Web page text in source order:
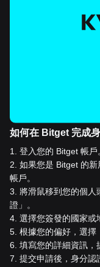
如何在 Bitget 完成
1
登入您的 Bitget 帳戶
2 如果您是 Bitget 的
帳戶。
3 將滑鼠移到您的個人
證」。
4 選擇您簽發的國家或
5 根據您的偏好，選擇
6 填寫您的詳細資訊，
7 提交申請後，身分認